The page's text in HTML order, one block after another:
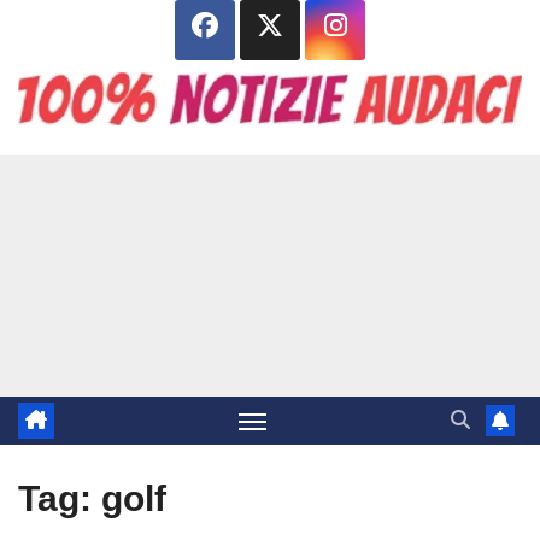
contenuto
Tag: golf